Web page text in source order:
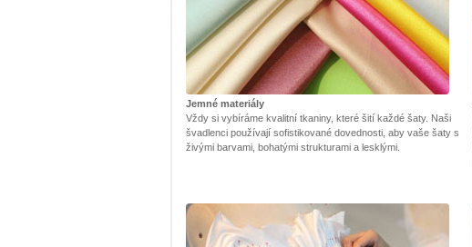
Jemné materiály
Vždy si vybíráme kvalitní tkaniny, které šití každé šaty. Naši
švadlenci používají sofistikované dovednosti, aby vaše šaty s
živými barvami, bohatými strukturami a lesklými.